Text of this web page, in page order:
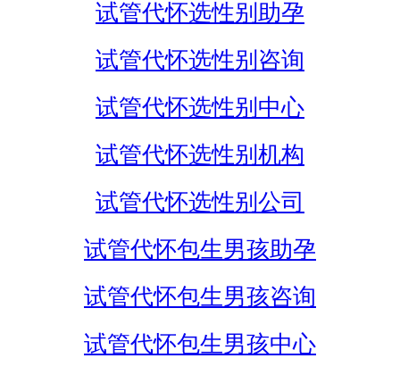
试管代怀选性别助孕
试管代怀选性别咨询
试管代怀选性别中心
试管代怀选性别机构
试管代怀选性别公司
试管代怀包生男孩助孕
试管代怀包生男孩咨询
试管代怀包生男孩中心